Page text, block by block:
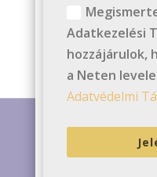
Adatkezelési
hozzájárulok,
a Neten
Adatvédelmi